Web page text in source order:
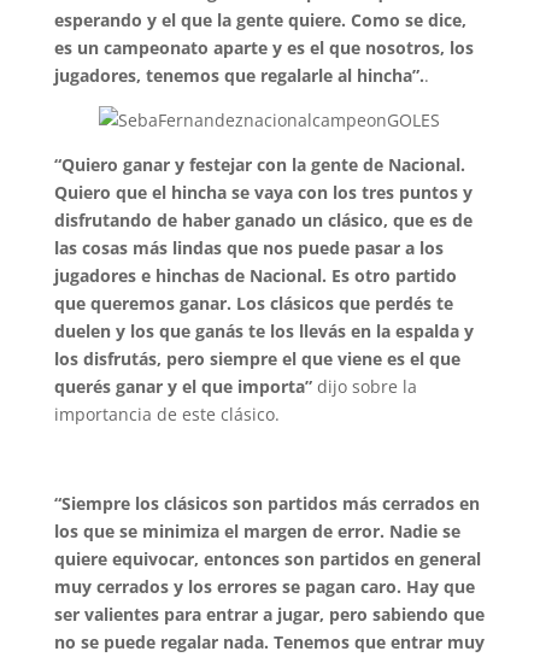
esperando y el que la gente quiere. Como se dice,
es un campeonato aparte y es el que nosotros, los
jugadores, tenemos que regalarle al hincha”..
“Quiero ganar y festejar con la gente de Nacional.
Quiero que el hincha se vaya con los tres puntos y
disfrutando de haber ganado un clásico, que es de
las cosas más lindas que nos puede pasar a los
jugadores e hinchas de Nacional. Es otro partido
que queremos ganar. Los clásicos que perdés te
duelen y los que ganás te los llevás en la espalda y
los disfrutás, pero siempre el que viene es el que
querés ganar y el que importa”dijo sobre la
importancia de este clásico.
“Siempre los clásicos son partidos más cerrados en
los que se minimiza el margen de error. Nadie se
quiere equivocar, entonces son partidos en general
muy cerrados y los errores se pagan caro. Hay que
ser valientes para entrar a jugar, pero sabiendo que
no se puede regalar nada. Tenemos que entrar muy